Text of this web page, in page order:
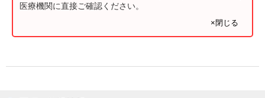
医療機関に直接ご確認ください。
×閉じる